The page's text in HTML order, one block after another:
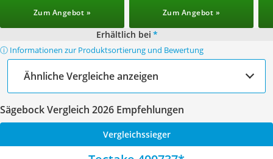
Zum Angebot » Zum Angebot »
Erhältlich bei *
ⓘ Informationen zur Produktsortierung und Bewertung
Ähnliche Vergleiche anzeigen
Sägebock Vergleich 2026 Empfehlungen
Vergleichssieger